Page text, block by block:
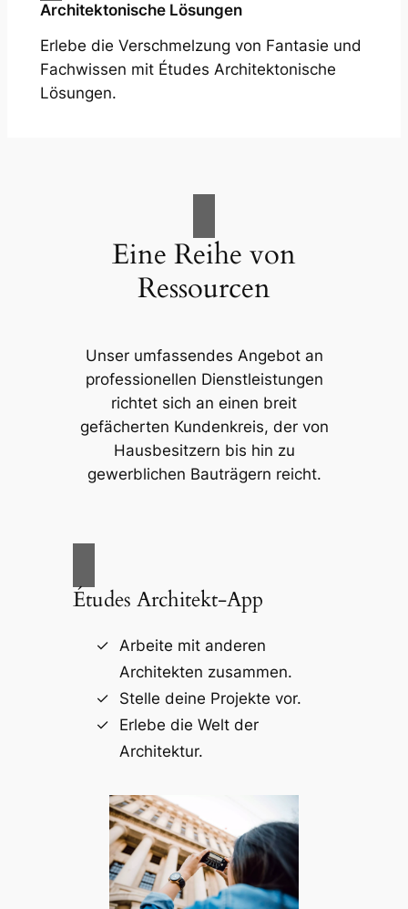
Architektonische Lösungen
Erlebe die Verschmelzung von Fantasie und
Fachwissen mit Études Architektonische
Lösungen.
Eine Reihe von
Ressourcen
Unser umfassendes Angebot an
professionellen Dienstleistungen
richtet sich an einen breit
gefächerten Kundenkreis, der von
Hausbesitzern bis hin zu
gewerblichen Bauträgern reicht.
Études Architekt-App
Arbeite mit anderen
Architekten zusammen.
Stelle deine Projekte vor.
Erlebe die Welt der
Architektur.